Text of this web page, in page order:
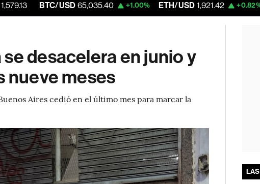
Green Economía Estilo de vida Mundo Videos
BTC/USD 65,035.40 +1.00% ETH/USD 1,921.42 +0.82% Visa
desacelera en junio y
nueve meses
Aires cedió en el último mes para marcar la